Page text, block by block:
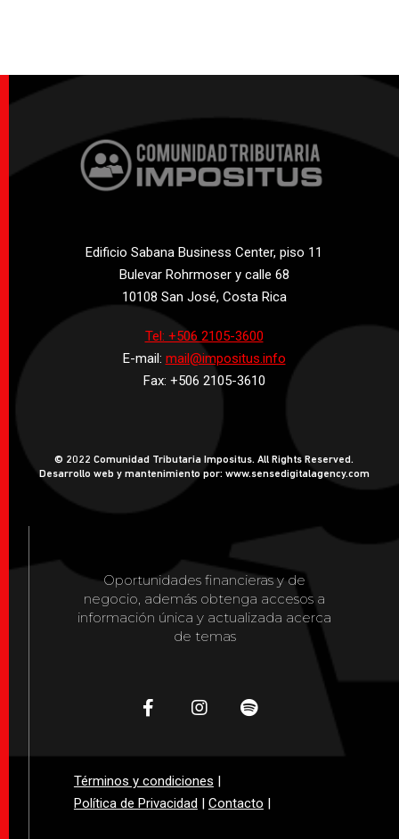
Edificio Sabana Business Center, piso 11
Bulevar Rohrmoser y calle 68
10108 San José, Costa Rica
Tel: +506 2105-3600
E-mail: mail@impositus.info
Fax: +506 2105-3610
© 2022 Comunidad Tributaria Impositus. All Rights Reserved.
Desarrollo web y mantenimiento por: www.sensedigitalagency.com
Oportunidades financieras y de
negocio, además obtenga accesos a
información única y actualizada acerca
de temas
Términos y condiciones |
Política de Privacidad | Contacto |